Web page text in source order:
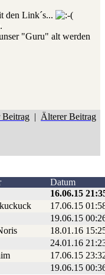
den Link´s...
"Guru" alt werden
Beitrag | Älterer Beitrag
Datum
16.06.15
17.06.15
19.06.15
18.01.16
24.01.16
17.06.15
19.06.15